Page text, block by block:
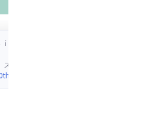
スーパーパラレルレア